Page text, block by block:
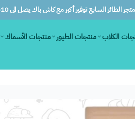
الطائر السابع توفير أكبر مع كاش باك يصل الى 10% سارع و استبدل رصيدك قبل شهرين
الكلاب منتجات الطيور منتجات الأسماك